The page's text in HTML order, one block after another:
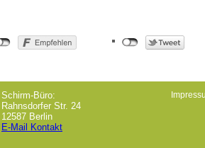
Schirm-Büro:
Rahnsdorfer Str. 24
12587 Berlin
E-Mail Kontakt